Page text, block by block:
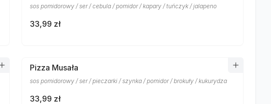
sos pomidorowy / ser / cebula / pomidor / kapary / tuńczyk / jalapeno
33,99 zł
Pizza Musała
sos pomidorowy / ser / pieczarki / szynka / pomidor / brokuły / kukurydza
33,99 zł